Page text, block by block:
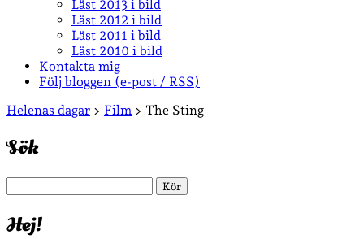
Läst 2013 i bild
Läst 2012 i bild
Läst 2011 i bild
Läst 2010 i bild
Kontakta mig
Följ bloggen (e-post / RSS)
Sidopanel
Helenas dagar > Film > The Sting
Sök
Hej!